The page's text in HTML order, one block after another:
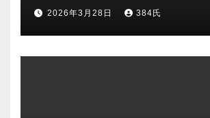
2026年3月28日 384氏